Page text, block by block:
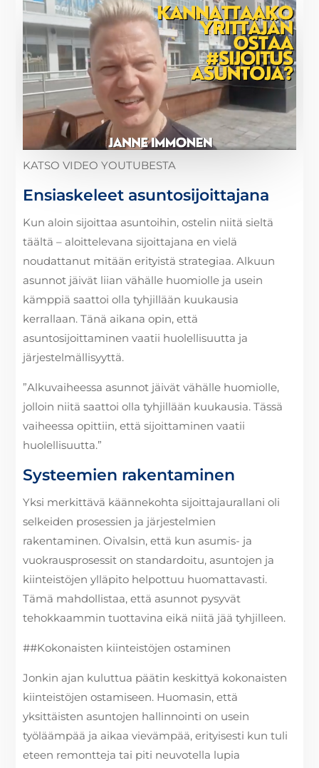
KATSO VIDEO YOUTUBESTA
Ensiaskeleet asuntosijoittajana
Kun aloin sijoittaa asuntoihin, ostelin niitä sieltä
täältä – aloittelevana sijoittajana en vielä
noudattanut mitään erityistä strategiaa. Alkuun
asunnot jäivät liian vähälle huomiolle ja usein
kämppiä saattoi olla tyhjillään kuukausia
kerrallaan. Tänä aikana opin, että
asuntosijoittaminen vaatii huolellisuutta ja
järjestelmällisyyttä.
”Alkuvaiheessa asunnot jäivät vähälle huomiolle,
jolloin niitä saattoi olla tyhjillään kuukausia. Tässä
vaiheessa opittiin, että sijoittaminen vaatii
huolellisuutta.”
Systeemien rakentaminen
Yksi merkittävä käännekohta sijoittajaurallani oli
selkeiden prosessien ja järjestelmien
rakentaminen. Oivalsin, että kun asumis- ja
vuokrausprosessit on standardoitu, asuntojen ja
kiinteistöjen ylläpito helpottuu huomattavasti.
Tämä mahdollistaa, että asunnot pysyvät
tehokkaammin tuottavina eikä niitä jää tyhjilleen.
##Kokonaisten kiinteistöjen ostaminen
Jonkin ajan kuluttua päätin keskittyä kokonaisten
kiinteistöjen ostamiseen. Huomasin, että
yksittäisten asuntojen hallinnointi on usein
työläämpää ja aikaa vievämpää, erityisesti kun tuli
eteen remontteja tai piti neuvotella lupia